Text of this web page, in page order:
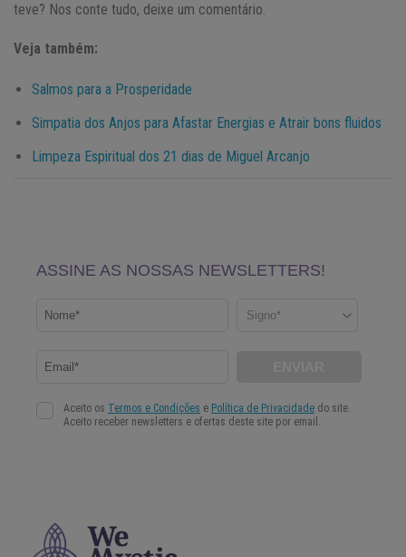
teve? Nos conte tudo, deixe um comentário.
Veja também:
Salmos para a Prosperidade
Simpatia dos Anjos para Afastar Energias e Atrair bons fluidos
Limpeza Espiritual dos 21 dias de Miguel Arcanjo